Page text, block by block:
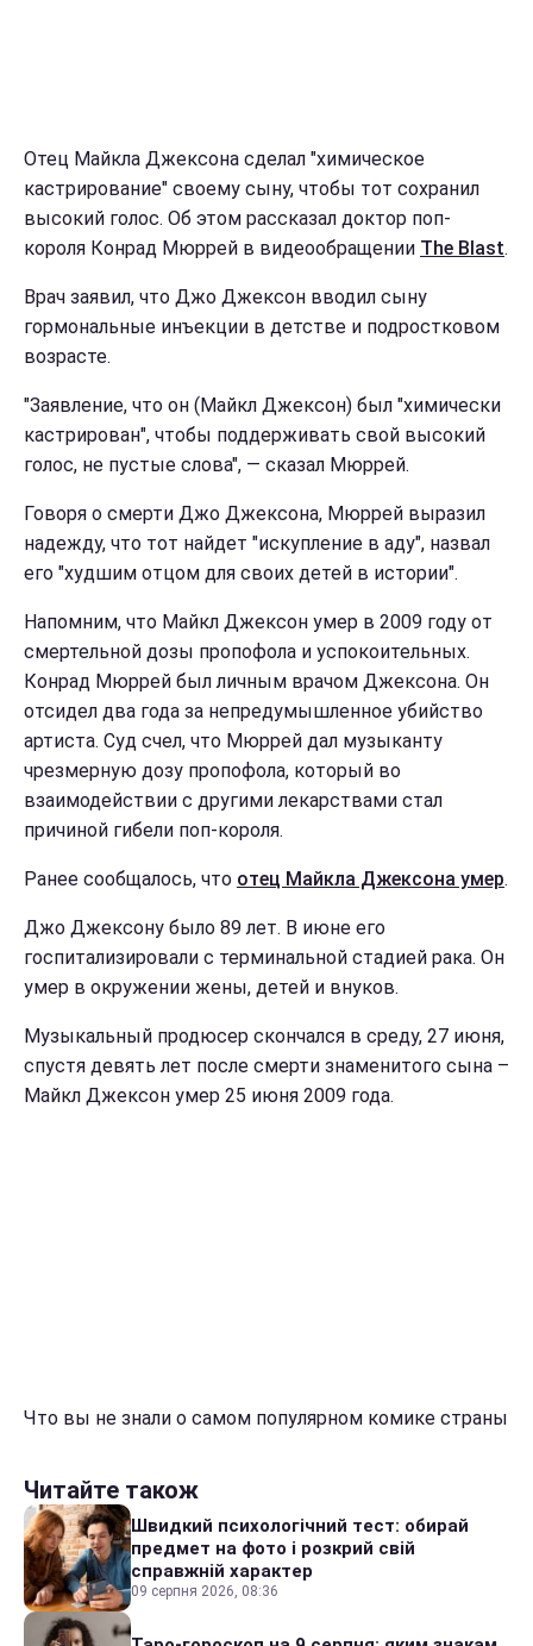
Отец Майкла Джексона сделал "химическое
кастрирование" своему сыну, чтобы тот сохранил
высокий голос. Об этом рассказал доктор поп-
короля Конрад Мюррей в видеообращении The Blast.
Врач заявил, что Джо Джексон вводил сыну
гормональные инъекции в детстве и подростковом
возрасте.
"Заявление, что он (Майкл Джексон) был "химически
кастрирован", чтобы поддерживать свой высокий
голос, не пустые слова", — сказал Мюррей.
Говоря о смерти Джо Джексона, Мюррей выразил
надежду, что тот найдет "искупление в аду", назвал
его "худшим отцом для своих детей в истории".
Напомним, что Майкл Джексон умер в 2009 году от
смертельной дозы пропофола и успокоительных.
Конрад Мюррей был личным врачом Джексона. Он
отсидел два года за непредумышленное убийство
артиста. Суд счел, что Мюррей дал музыканту
чрезмерную дозу пропофола, который во
взаимодействии с другими лекарствами стал
причиной гибели поп-короля.
Ранее сообщалось, что отец Майкла Джексона умер.
Джо Джексону было 89 лет. В июне его
госпитализировали с терминальной стадией рака. Он
умер в окружении жены, детей и внуков.
Музыкальный продюсер скончался в среду, 27 июня,
спустя девять лет после смерти знаменитого сына –
Майкл Джексон умер 25 июня 2009 года.
Что вы не знали о самом популярном комике страны
Читайте також
Швидкий психологічний тест: обирай
предмет на фото і розкрий свій
справжній характер
09 серпня 2026, 08:36